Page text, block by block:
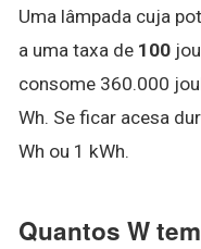
Uma lâmpada cuja
a uma taxa de 100
consome 360.000
Wh. Se ficar acesa
Wh ou 1 kWh.
Quantos W